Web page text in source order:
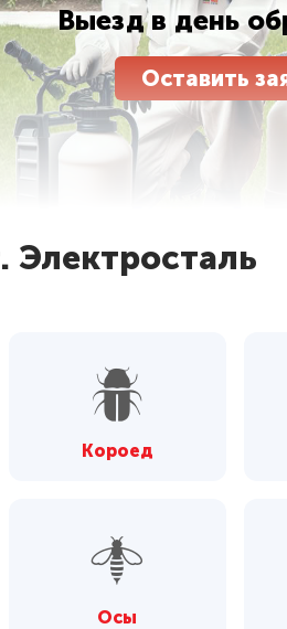
Выезд в день
Оставить
Электросталь
Короед
Осы